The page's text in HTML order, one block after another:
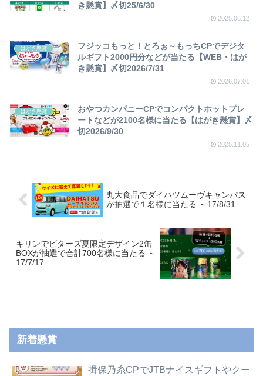
き懸賞】〆切25/6/30
2025.06.12
はがき懸賞
フジッコもっと！とろぉ～もっちCPでデジタ
ルギフト2000円分などが当たる【WEB・はが
き懸賞】〆切2026/7/31
2026.07.01
はがき懸賞
おやつカンパニーCPでコンパクトホットプレ
ートなどが2100名様に当たる【はがき懸賞】〆
切2026/9/30
2025.11.05
丸大食品でダイハツムーヴキャンパス
が抽選で１名様に当たる ～17/8/31
キリンでビターズ夏限定デザイン2缶
BOXが抽選で合計700名様に当たる ～
17/7/17
新着懸賞
揖保乃糸CPでJTBナイスギフトやクー